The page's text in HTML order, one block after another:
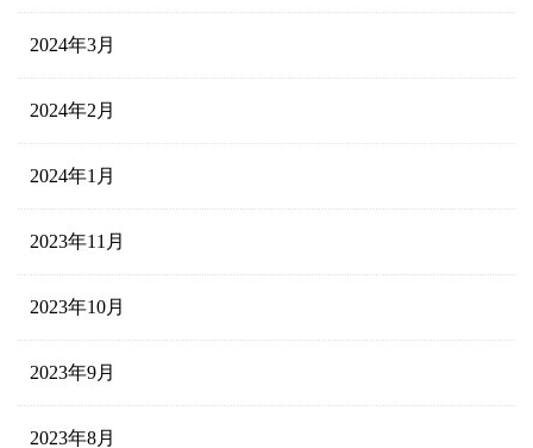
2024年3月
2024年2月
2024年1月
2023年11月
2023年10月
2023年9月
2023年8月